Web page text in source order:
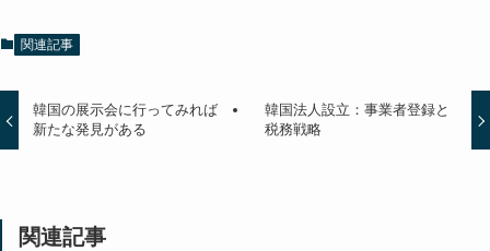
関連記事
韓国の展示会に行ってみれば
新たな発見がある
韓国法人設立：事業者登録と
税務戦略
関連記事